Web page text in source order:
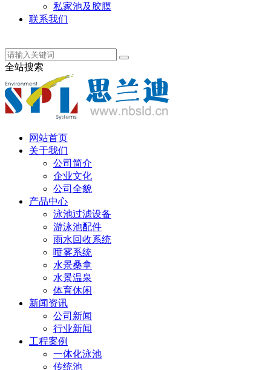
私家池及胶膜
联系我们
全站搜索
网站首页
关于我们
公司简介
企业文化
公司全貌
产品中心
泳池过滤设备
游泳池配件
雨水回收系统
喷雾系统
水景桑拿
水景温泉
体育休闲
新闻资讯
公司新闻
行业新闻
工程案例
一体化泳池
传统池